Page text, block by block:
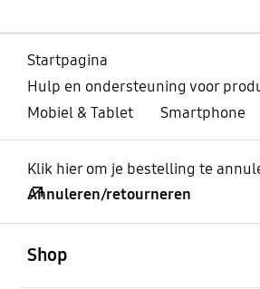
Startpagina
Hulp en ondersteuning voor
Mobiel & Tablet
Smartphone
Klik hier om je bestelling te
Annuleren/retourneren
Shop